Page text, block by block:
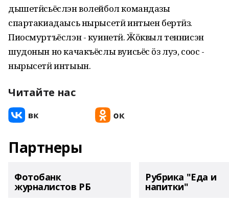
дышетӥсьёслэн волейбол командазы
спартакиадаысь нырысетӥ интыен бертӥз.
Пиосмуртъёслэн - куинетӥ. Ӝӧквыл теннисэн
шудонын но качакъёслы вуисьёс ӧз луэ, соос -
нырысетӥ интыын.
Читайте нас
Партнеры
Фотобанк
журналистов РБ
Рубрика "Еда и
напитки"